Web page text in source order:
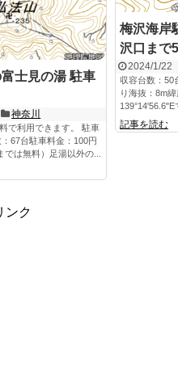
梅沢海岸
沢口まで
2024/1/22
収容台数：50
り海抜：8m
139°14'56.6"E
記事を読む
士見の湯 駐車
神奈川
で利用できます。 駐車
67台駐車料金：100円
では無料）足湯以外の...
ンク